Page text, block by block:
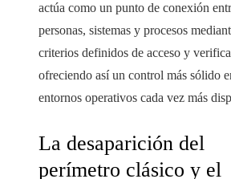
actúa como un punto de conexión
personas, sistemas y procesos
criterios definidos de acceso y
ofreciendo así un control más sólido
entornos operativos cada vez más
La desaparición del
perímetro clásico y el